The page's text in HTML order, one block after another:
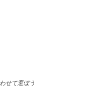
せて選ぼう